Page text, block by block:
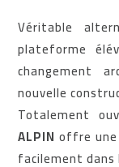
Véritable
plateforme
changement
nouvelle
Totalement
ALPIN offre
facilement